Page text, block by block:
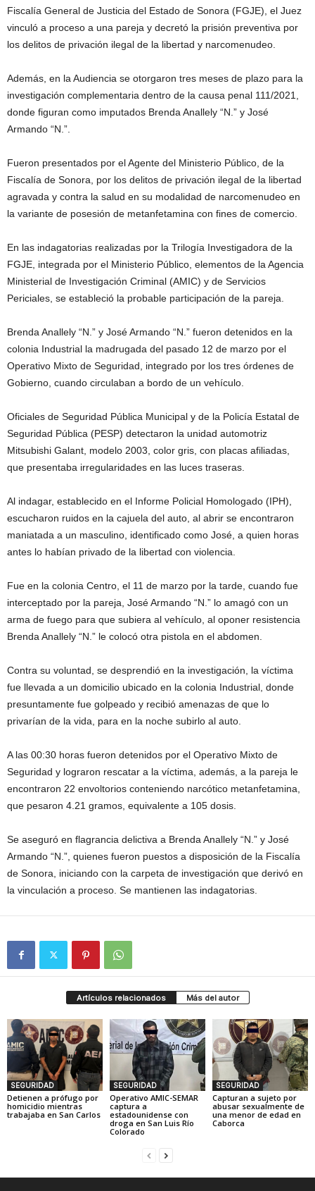
Fiscalía General de Justicia del Estado de Sonora (FGJE), el Juez
vinculó a proceso a una pareja y decretó la prisión preventiva por
los delitos de privación ilegal de la libertad y narcomenudeo.
Además, en la Audiencia se otorgaron tres meses de plazo para la
investigación complementaria dentro de la causa penal 111/2021,
donde figuran como imputados Brenda Anallely “N.” y José
Armando “N.”.
Fueron presentados por el Agente del Ministerio Público, de la
Fiscalía de Sonora, por los delitos de privación ilegal de la libertad
agravada y contra la salud en su modalidad de narcomenudeo en
la variante de posesión de metanfetamina con fines de comercio.
En las indagatorias realizadas por la Trilogía Investigadora de la
FGJE, integrada por el Ministerio Público, elementos de la Agencia
Ministerial de Investigación Criminal (AMIC) y de Servicios
Periciales, se estableció la probable participación de la pareja.
Brenda Anallely “N.” y José Armando “N.” fueron detenidos en la
colonia Industrial la madrugada del pasado 12 de marzo por el
Operativo Mixto de Seguridad, integrado por los tres órdenes de
Gobierno, cuando circulaban a bordo de un vehículo.
Oficiales de Seguridad Pública Municipal y de la Policía Estatal de
Seguridad Pública (PESP) detectaron la unidad automotriz
Mitsubishi Galant, modelo 2003, color gris, con placas afiliadas,
que presentaba irregularidades en las luces traseras.
Al indagar, establecido en el Informe Policial Homologado (IPH),
escucharon ruidos en la cajuela del auto, al abrir se encontraron
maniatada a un masculino, identificado como José, a quien horas
antes lo habían privado de la libertad con violencia.
Fue en la colonia Centro, el 11 de marzo por la tarde, cuando fue
interceptado por la pareja, José Armando “N.” lo amagó con un
arma de fuego para que subiera al vehículo, al oponer resistencia
Brenda Anallely “N.” le colocó otra pistola en el abdomen.
Contra su voluntad, se desprendió en la investigación, la víctima
fue llevada a un domicilio ubicado en la colonia Industrial, donde
presuntamente fue golpeado y recibió amenazas de que lo
privarían de la vida, para en la noche subirlo al auto.
A las 00:30 horas fueron detenidos por el Operativo Mixto de
Seguridad y lograron rescatar a la víctima, además, a la pareja le
encontraron 22 envoltorios conteniendo narcótico metanfetamina,
que pesaron 4.21 gramos, equivalente a 105 dosis.
Se aseguró en flagrancia delictiva a Brenda Anallely “N.” y José
Armando “N.”, quienes fueron puestos a disposición de la Fiscalía
de Sonora, iniciando con la carpeta de investigación que derivó en
la vinculación a proceso. Se mantienen las indagatorias.
Artículos relacionados Más del autor
SEGURIDAD
Detienen a prófugo por
homicidio mientras
trabajaba en San Carlos
SEGURIDAD
Operativo AMIC-SEMAR
captura a
estadounidense con
droga en San Luis Río
Colorado
SEGURIDAD
Capturan a sujeto por
abusar sexualmente de
una menor de edad en
Caborca